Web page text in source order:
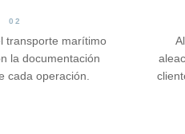
02
transporte marítimo
la documentación
cada operación.